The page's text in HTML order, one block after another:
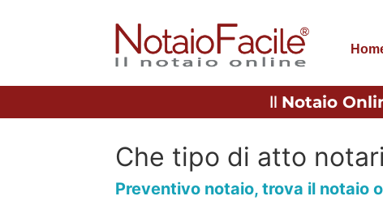
Il Notaio
Che tipo di atto
Preventivo notaio, trova il notaio